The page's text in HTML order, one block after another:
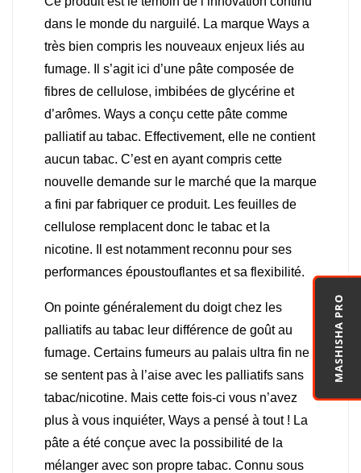
MASHISHA PRO
dans le monde du narguilé. La marque Ways a
très bien compris les nouveaux enjeux liés au
fumage. Il s’agit ici d’une pâte composée de
fibres de cellulose, imbibées de glycérine et
d’arômes. Ways a conçu cette pâte comme
palliatif au tabac. Effectivement, elle ne contient
aucun tabac. C’est en ayant compris cette
nouvelle demande sur le marché que la marque
a fini par fabriquer ce produit. Les feuilles de
cellulose remplacent donc le tabac et la
nicotine. Il est notamment reconnu pour ses
performances époustouflantes et sa flexibilité.
On pointe généralement du doigt chez les
palliatifs au tabac leur différence de goût au
fumage. Certains fumeurs au palais ultra fin ne
se sentent pas à l’aise avec les palliatifs sans
tabac/nicotine. Mais cette fois-ci vous n’avez
plus à vous inquiéter, Ways a pensé à tout ! La
pâte a été conçue avec la possibilité de la
mélanger avec son propre tabac. Connu sous